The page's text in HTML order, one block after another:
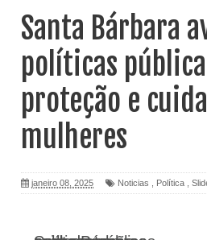
Santa Bárbara
políticas
proteção e
mulheres
janeiro 08, 2025 Noticias Política